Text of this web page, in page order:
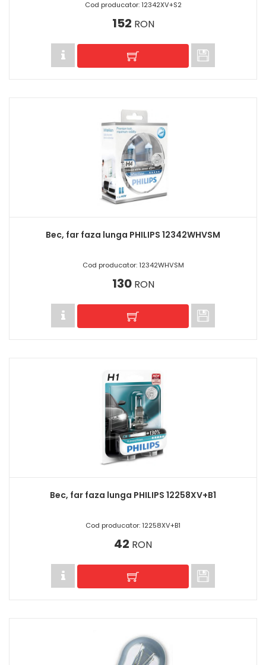
Cod producator: 12342XV+S2
152 RON
Bec, far faza lunga PHILIPS 12342WHVSM
Cod producator: 12342WHVSM
130RON
Bec, far faza lunga PHILIPS 12258XV+B1
Cod producator: 12258XV+B1
42 RON